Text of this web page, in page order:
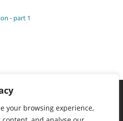
your browsing experience,